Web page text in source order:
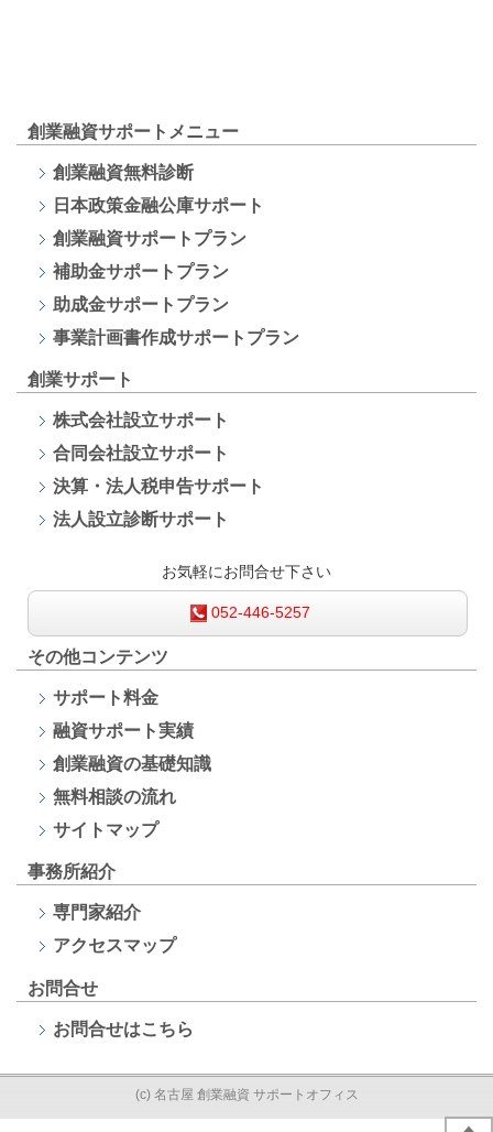
創業融資サポートメニュー
創業融資無料診断
日本政策金融公庫サポート
創業融資サポートプラン
補助金サポートプラン
助成金サポートプラン
事業計画書作成サポートプラン
創業サポート
株式会社設立サポート
合同会社設立サポート
決算・法人税申告サポート
法人設立診断サポート
お気軽にお問合せ下さい
052-446-5257
その他コンテンツ
サポート料金
融資サポート実績
創業融資の基礎知識
無料相談の流れ
サイトマップ
事務所紹介
専門家紹介
アクセスマップ
お問合せ
お問合せはこちら
(c) 名古屋 創業融資 サポートオフィス